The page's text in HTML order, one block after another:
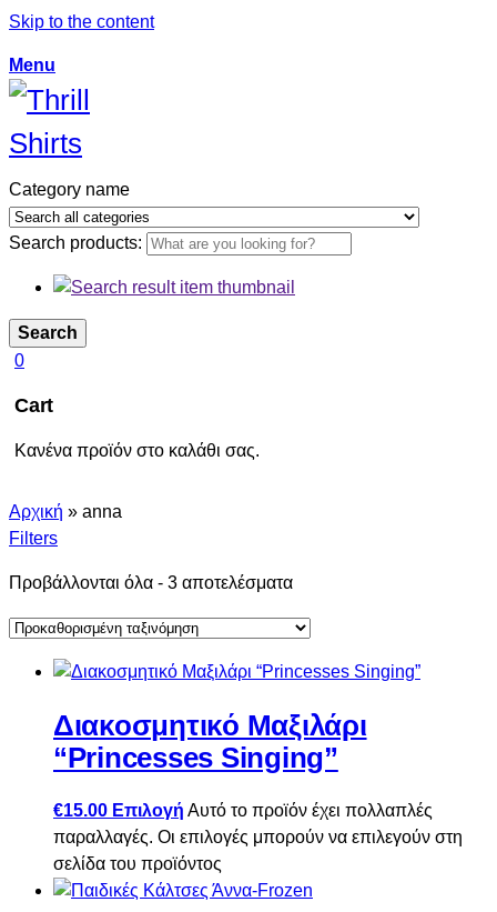
Skip to the content
Menu
Category name
Search products:
Search
0
Cart
Κανένα προϊόν στο καλάθι σας.
Αρχική » anna
Filters
Προβάλλονται όλα - 3 αποτελέσματα
Διακοσμητικό Μαξιλάρι
“Princesses Singing”
€15.00 Επιλογή Αυτό το προϊόν έχει πολλαπλές
παραλλαγές. Οι επιλογές μπορούν να επιλεγούν στη
σελίδα του προϊόντος